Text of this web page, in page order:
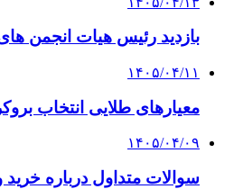
بازدید رئیس هیات انجمن
۱۴۰۵/۰۴/۱۱
معیارهای طلایی انتخاب بروکر فارکس در سال
۱۴۰۵/۰۴/۰۹
سوالات متداول درباره